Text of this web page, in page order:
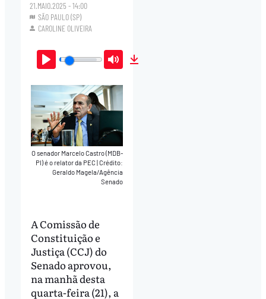
21.MAIO.2025 - 14:00
SÃO PAULO (SP)
CAROLINE OLIVEIRA
Play Mute
O senador Marcelo Castro (MDB-
PI) é o relator da PEC Crédito:
Geraldo Magela/Agência
Senado
A Comissão de
Constituição e
Justiça (CCJ) do
Senado aprovou,
na manhã desta
quarta-feira (21), a